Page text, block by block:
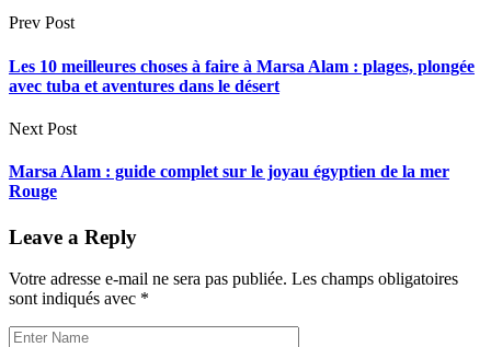
Prev Post
Les 10 meilleures choses à faire à Marsa Alam : plages, plongée
avec tuba et aventures dans le désert
Next Post
Marsa Alam : guide complet sur le joyau égyptien de la mer
Rouge
Leave a Reply
Votre adresse e-mail ne sera pas publiée. Les champs obligatoires
sont indiqués avec *